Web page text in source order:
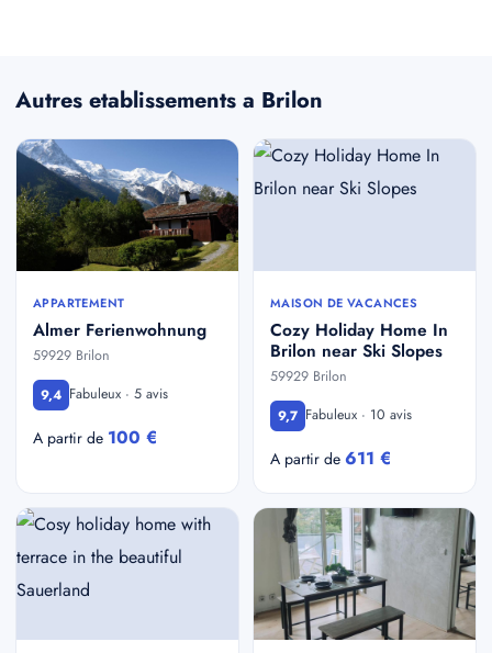
Autres etablissements a Brilon
APPARTEMENT
Almer Ferienwohnung
59929 Brilon
9,4 Fabuleux · 5 avis
A partir de 100 €
MAISON DE VACANCES
Cozy Holiday Home In
Brilon near Ski Slopes
59929 Brilon
9,7 Fabuleux · 10 avis
A partir de 611 €